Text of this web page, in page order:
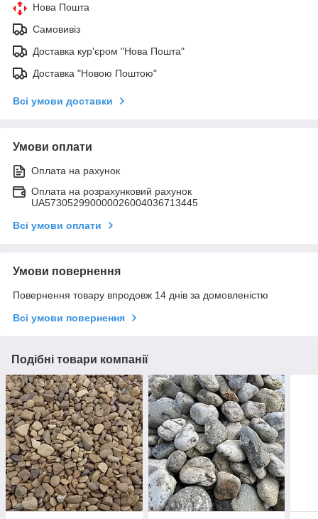
Нова Пошта
Самовивіз
Доставка кур'єром "Нова Пошта"
Доставка "Новою Поштою"
Всі умови доставки
Умови оплати
Оплата на рахунок
Оплата на розрахунковий рахунок
UA573052990000026004036713445
Всі умови оплати
Умови повернення
Повернення товару впродовж 14 днів за домовленістю
Всі умови повернення
Подібні товари компанії